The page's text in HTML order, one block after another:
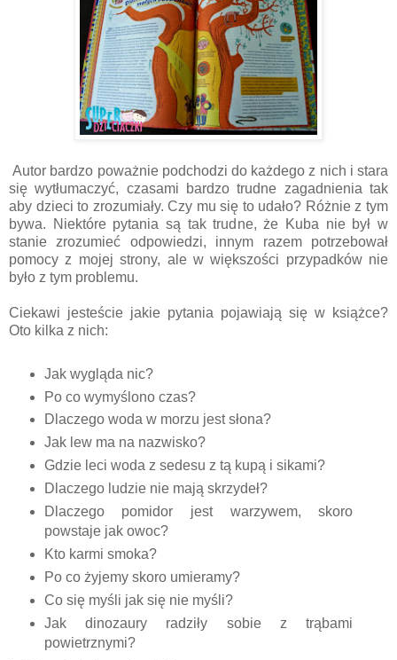
Autor bardzo poważnie podchodzi do każdego z nich i stara
się wytłumaczyć, czasami bardzo trudne zagadnienia tak
aby dzieci to zrozumiały. Czy mu się to udało? Różnie z tym
bywa. Niektóre pytania są tak trudne, że Kuba nie był w
stanie zrozumieć odpowiedzi, innym razem potrzebował
pomocy z mojej strony, ale w większości przypadków nie
było z tym problemu.
Ciekawi jesteście jakie pytania pojawiają się w książce?
Oto kilka z nich:
Jak wygląda nic?
Po co wymyślono czas?
Dlaczego woda w morzu jest słona?
Jak lew ma na nazwisko?
Gdzie leci woda z sedesu z tą kupą i sikami?
Dlaczego ludzie nie mają skrzydeł?
Dlaczego pomidor jest warzywem, skoro
powstaje jak owoc?
Kto karmi smoka?
Po co żyjemy skoro umieramy?
Co się myśli jak się nie myśli?
Jak dinozaury radziły sobie z trąbami
powietrznymi?